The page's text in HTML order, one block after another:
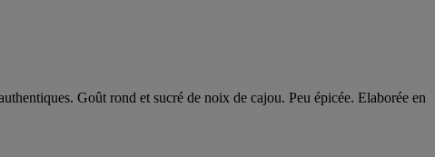
Goût rond et sucré de noix de cajou. Peu épicée. Elaborée en